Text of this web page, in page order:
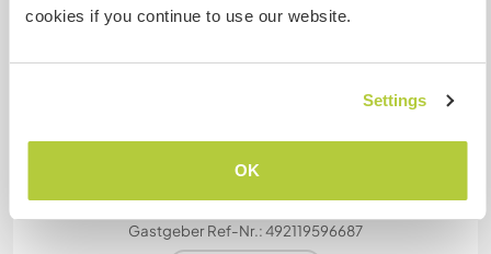
cookies if you continue to use our website.
Settings
OK
Meine Tiere/Haustiere
Gastgeber Ref-Nr.: 492119596687